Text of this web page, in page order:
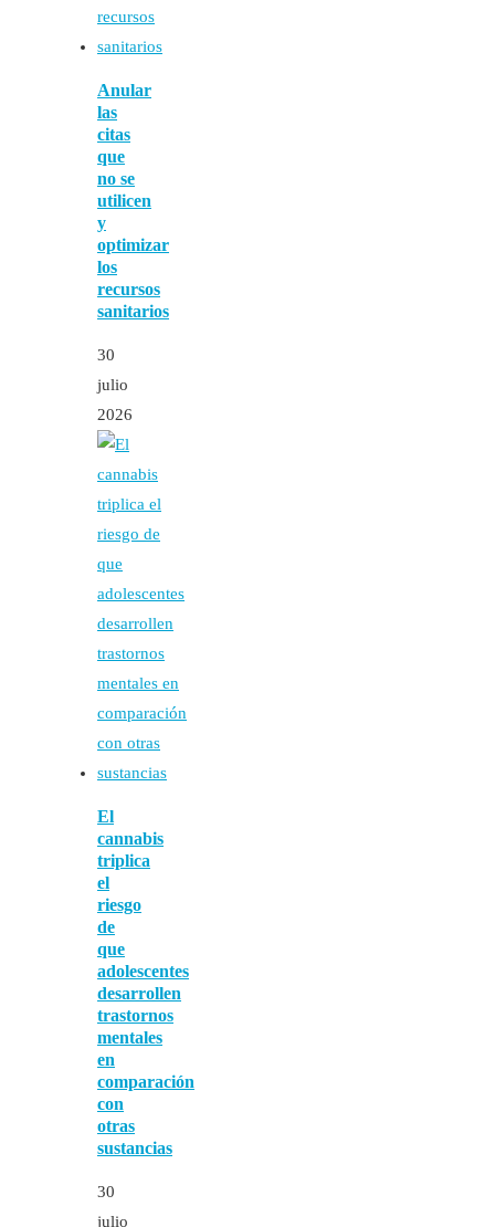
Anular
las
citas
que
no se
utilicen
y
optimizar
los
recursos
sanitarios
30
julio
2026
El
cannabis
triplica
el
riesgo
de
que
adolescentes
desarrollen
trastornos
mentales
en
comparación
con
otras
sustancias
30
julio